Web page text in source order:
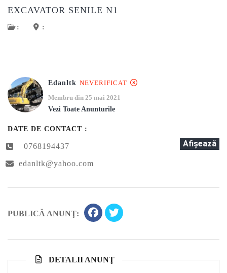
EXCAVATOR SENILE N1
: :
Edanltk NEVERIFICAT
Membru din 25 mai 2021
Vezi Toate Anunturile
DATE DE CONTACT :
0768194437 Afişează
edanltk@yahoo.com
PUBLICĂ ANUNŢ:
DETALII ANUNŢ